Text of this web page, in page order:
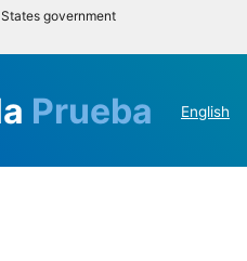
government
Prueba English